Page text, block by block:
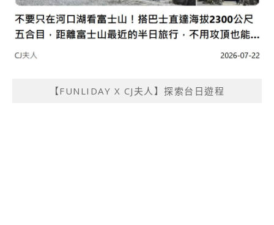
【FUNLIDAY X CJ夫人】探索台日遊程